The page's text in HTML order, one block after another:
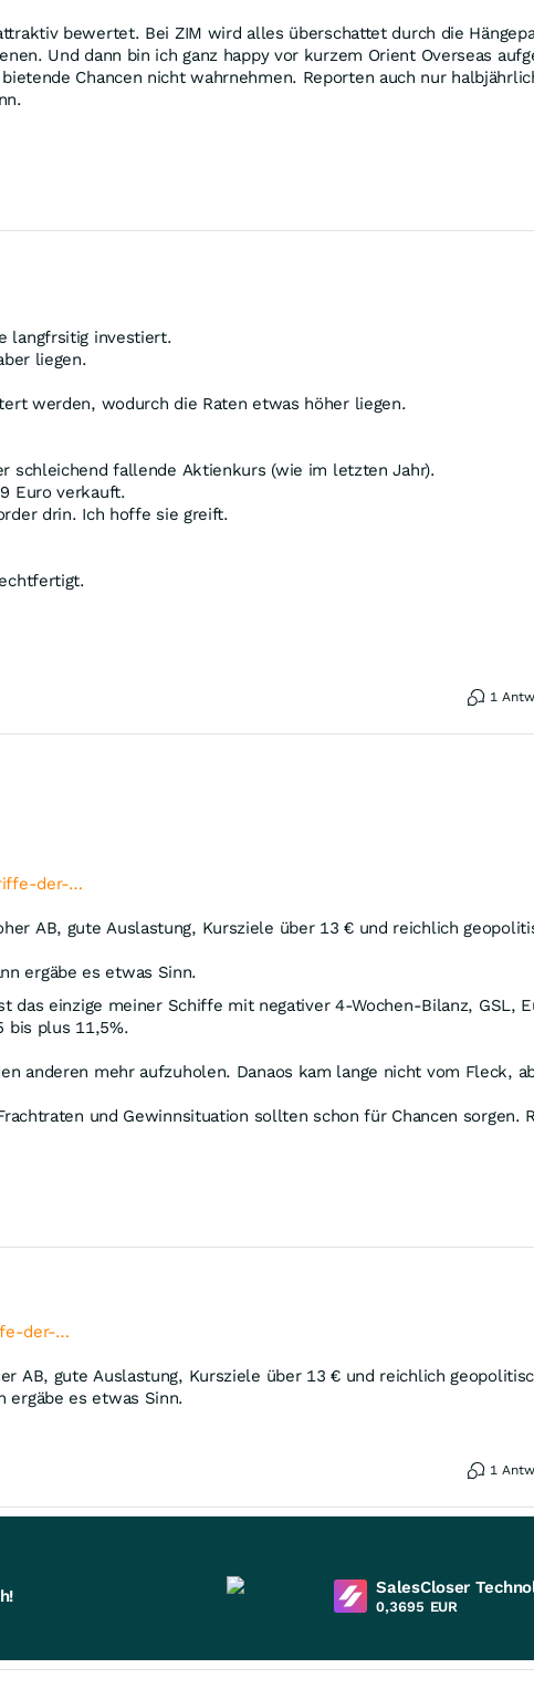
bewertet. Bei ZIM wird alles überschattet durch die
Und dann bin ich ganz happy vor kurzem Orient Overseas
Chancen nicht wahrnehmen. Reporten auch nur
langfrsitig investiert.
liegen.
werden, wodurch die Raten etwas höher liegen.
schleichend fallende Aktienkurs (wie im letzten Jahr).
Euro verkauft.
drin. Ich hoffe sie greift.
1
der-…
AB, gute Auslastung, Kursziele über 13 € und reichlich
ergäbe es etwas Sinn.
einzige meiner Schiffe mit negativer 4-Wochen-Bilanz, GSL,
bis plus 11,5%.
anderen mehr aufzuholen. Danaos kam lange nicht vom Fleck,
und Gewinnsituation sollten schon für Chancen sorgen.
der-…
AB, gute Auslastung, Kursziele über 13 € und reichlich
ergäbe es etwas Sinn.
1
SalesCloser
0,3695 EUR